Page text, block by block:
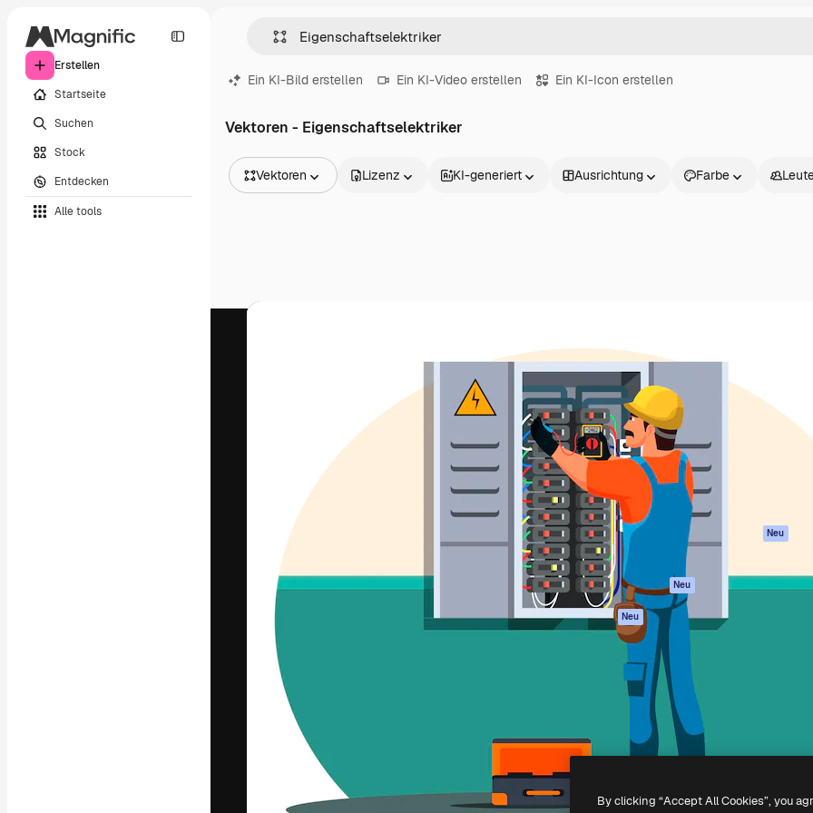
Erstellen
Startseite
Suchen
Stock
Entdecken
Alle tools
Ein KI-Bild erstellen Ein KI-Video erstellen Ein KI-Icon erstellen
Vektoren - Eigenschaftselektriker
Vektoren
Videos
Lizenz KI-generiert Ausrichtung Farbe
Die kreative Plattform, um deine beste
Arbeit zu verwirklichen. Mehr als 1 Million
Abonnenten unter Kreativen, Unternehmen,
Agenturen und Studios.
Produkte
Spaces
KI-Assistent
KI-Bildgenerator
KI-Videogenerator
KI-
Stimmengenerator
Stock-Inhalte
MCP für
Claude/ChatGPT
Neu
Agenten Neu
Mobile App
Alle Magnific-Tools
Loslegen
Neu
Unternehmen
Freepik Company S.L.U.Alle Rechte vorbehalten
By clicking “Accept All Cookies”, you